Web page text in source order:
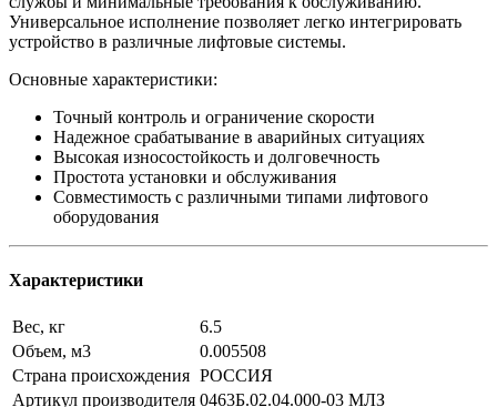
Универсальное исполнение позволяет легко интегрировать
устройство в различные лифтовые системы.
Основные характеристики:
Точный контроль и ограничение скорости
Надежное срабатывание в аварийных ситуациях
Высокая износостойкость и долговечность
Простота установки и обслуживания
Совместимость с различными типами лифтового
оборудования
Характеристики
Вес, кг
6.5
Объем, м3
0.005508
Страна происхождения РОССИЯ
Артикул производителя 0463Б.02.04.000-03 МЛЗ